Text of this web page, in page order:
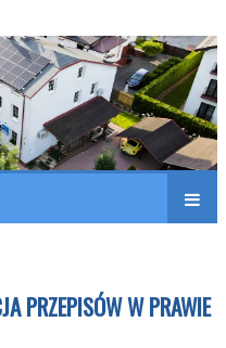
of Transportation
PRZEPISÓW W PRAWIE